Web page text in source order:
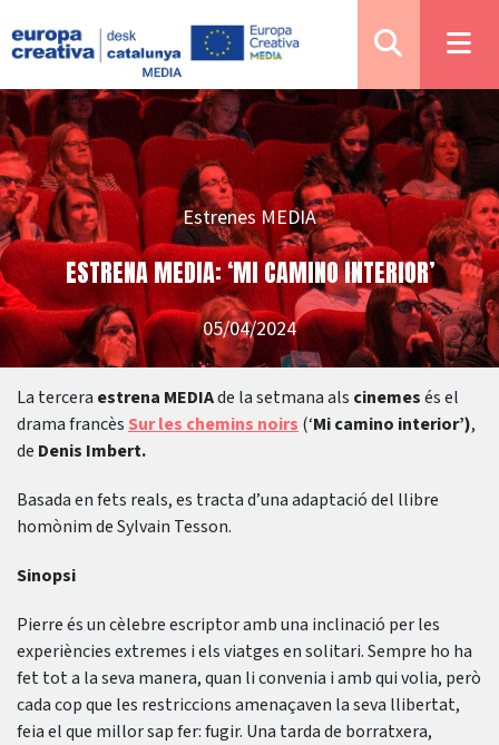
Estrenes MEDIA
ESTRENA MEDIA: ‘MI CAMINO INTERIOR’
05/04/2024
La tercera estrena MEDIAde la setmana als cinemesés el
drama francès Sur les chemins noirs (‘Mi camino interior’),
de Denis Imbert.
Basada en fets reals, es tracta d’una adaptació del llibre
homònim de Sylvain Tesson.
Sinopsi
Pierre és un cèlebre escriptor amb una inclinació per les
experiències extremes i els viatges en solitari. Sempre ho ha
fet tot a la seva manera, quan li convenia i amb qui volia, però
cada cop que les restriccions amenaçaven la seva llibertat,
feia el que millor sap fer: fugir. Una tarda de borratxera,